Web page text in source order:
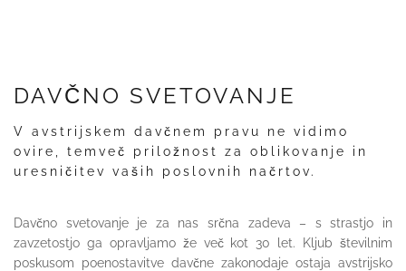
DAVČNO SVETOVANJE
V avstrijskem davčnem pravu ne vidimo
ovire, temveč priložnost za oblikovanje in
uresničitev vaših poslovnih načrtov.
Davčno svetovanje je za nas srčna zadeva – s strastjo in
zavzetostjo ga opravljamo že več kot 30 let. Kljub številnim
poskusom poenostavitve davčne zakonodaje ostaja avstrijsko